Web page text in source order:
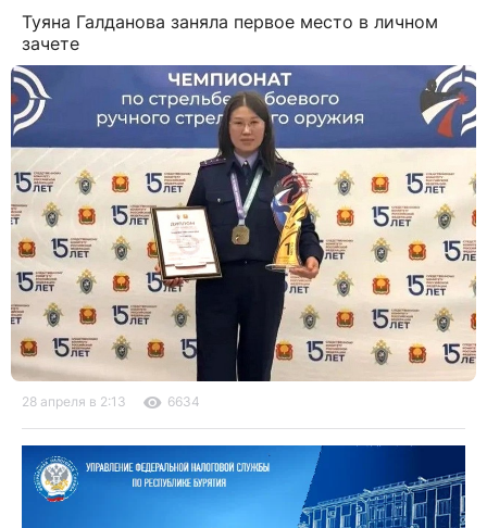
Туяна Галданова заняла первое место в личном
зачете
28 апреля в 2:13 6634